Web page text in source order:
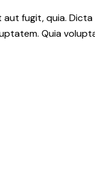
fugit, quia.
Quia